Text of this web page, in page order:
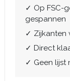
✓ Op FSC-
gespannen
✓ Zijkanten
✓ Direct
✓ Geen lijst